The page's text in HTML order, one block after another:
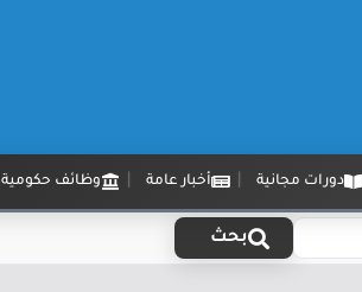
دورات مجانية أخبار عامة وظائف حكومية
بحث